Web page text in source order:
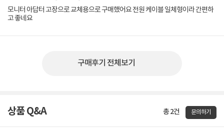
모니터 아답터 고장으로 교체용으로 구매했어요 전원 케이블 일체형이라 간편하
고 좋네요
구매후기 전체보기
상품 Q&A 총 2건 문의하기